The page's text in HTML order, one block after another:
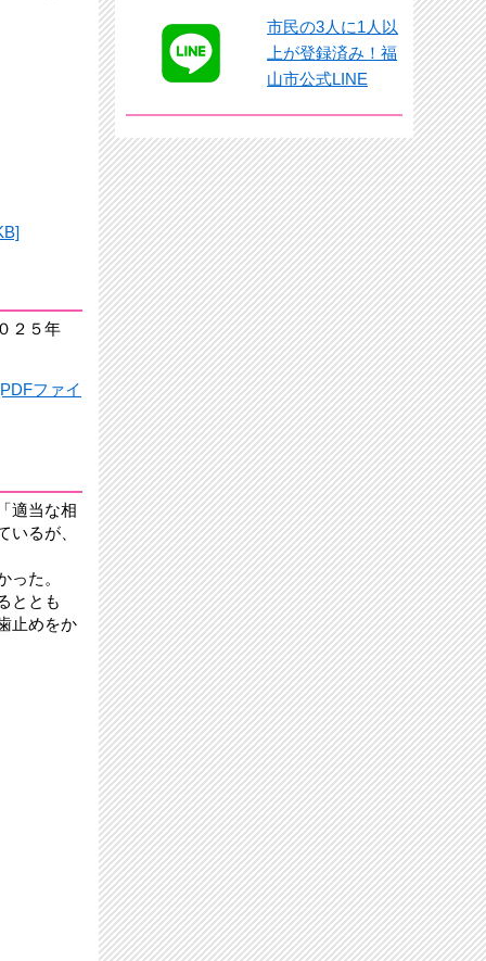
２５年
ファイ
適当な相
るが、
った。
ととも
止めをか
市民の3人に1人以
上が登録済み！福
山市公式LINE